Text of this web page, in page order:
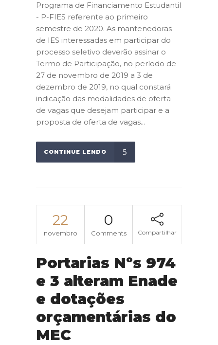
Programa de Financiamento Estudantil
- P-FIES referente ao primeiro
semestre de 2020. As mantenedoras
de IES interessadas em participar do
processo seletivo deverão assinar o
Termo de Participação, no período de
27 de novembro de 2019 a 3 de
dezembro de 2019, no qual constará
indicação das modalidades de oferta
de vagas que desejam participar e a
proposta de oferta de vagas...
CONTINUE LENDO
22
novembro
0
Comments Compartilhar
Portarias Nºs 974
e 3 alteram Enade
e dotações
orçamentárias do
MEC